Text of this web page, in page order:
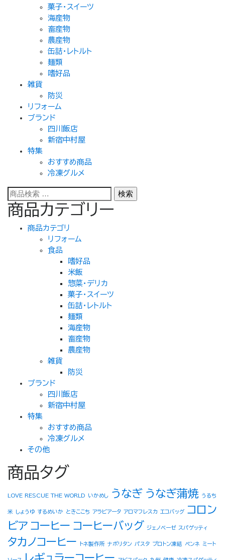
菓子・スイーツ
海産物
畜産物
農産物
缶詰・レトルト
麺類
嗜好品
雑貨
防災
リフォーム
ブランド
四川飯店
新宿中村屋
特集
おすすめ商品
冷凍グルメ
検
索
対
検索
商品カテゴリー
商品カテゴリ
リフォーム
食品
嗜好品
米飯
惣菜・デリカ
菓子・スイーツ
缶詰・レトルト
麺類
海産物
畜産物
農産物
雑貨
防災
ブランド
四川飯店
新宿中村屋
特集
おすすめ商品
冷凍グルメ
その他
商品タグ
LOVE RESCUE THE WORLD いかめし うなぎ うなぎ蒲焼 うるち
米 しょうゆ するめいか ときここち アラビアータ アロマフレスカ エコバッグ
コロン
ビア コーヒー コーヒーバッグ ジェノベーゼ スパゲッティ
タカノコーヒー トネ製作所 ナポリタン パスタ プロトン凍結 ペンネ ミート